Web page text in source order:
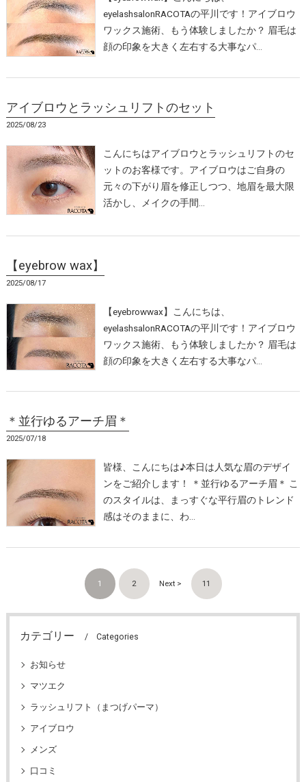
eyelashsalonRACOTAの平川です！アイブロウ
ワックス施術、もう体験しましたか？ 眉毛は
顔の印象を大きく左右する大事なパ…
アイブロウとラッシュリフトのセット
2025/08/23
こんにちはアイブロウとラッシュリフトのセ
ットのお客様です。アイブロウはご自身の
元々の下がり眉を修正しつつ、地眉を最大限
活かし、メイクの手間…
【eyebrow wax】
2025/08/17
【eyebrowwax】こんにちは、
eyelashsalonRACOTAの平川です！アイブロウ
ワックス施術、もう体験しましたか？ 眉毛は
顔の印象を大きく左右する大事なパ…
＊並行ゆるアーチ眉＊
2025/07/18
皆様、こんにちは♪本日は人気な眉のデザイ
ンをご紹介します！ ＊並行ゆるアーチ眉＊ こ
のスタイルは、まっすぐな平行眉のトレンド
感はそのままに、わ…
1 2 Next > 11
カテゴリー Categories
お知らせ
マツエク
ラッシュリフト（まつげパーマ）
アイブロウ
メンズ
口コミ